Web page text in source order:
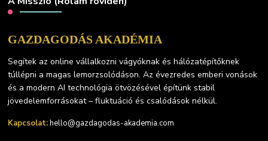
GAZDAGODÁS AKADÉMIA
Segítek az online vállalkozni vágyóknak és hálózatépítőknek
túllépni a magas lemorzsolódáson. Az évezredes emberi vonások
és a modern AI technológia ötvözésével építünk stabil
jövedelemforrásokat – fluktuáció és csalódások nélkül.
Kapcsolat:hello@gazdagodas-akademia.com